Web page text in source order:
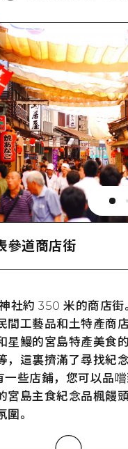
參道商店街
Maps
詳細看看
社約 350 米的商店街
間工藝品和土特產商
星鰻的宮島特產美食
，這裏擠滿了尋找紀
一些店鋪，您可以品
宮島主食紀念品楓饅
。